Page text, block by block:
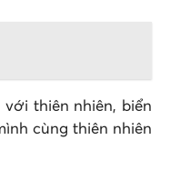
thiên nhiên, biển
cùng thiên nhiên